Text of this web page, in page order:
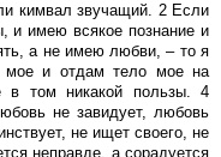
кимвал звучащий. 2 Если
и имею всякое познание и
а не имею любви, – то я
и отдам тело мое на
том никакой пользы. 4
не завидует, любовь
не ищет своего, не
неправде, а сорадуется